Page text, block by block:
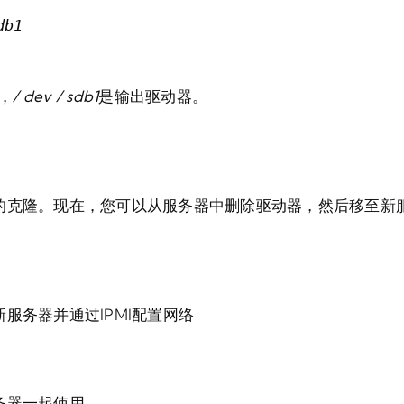
/ dev / sdb1是输出驱动器。
隆。现在，您可以从服务器中删除驱动器，然后移至新
务器并通过IPMI配置网络